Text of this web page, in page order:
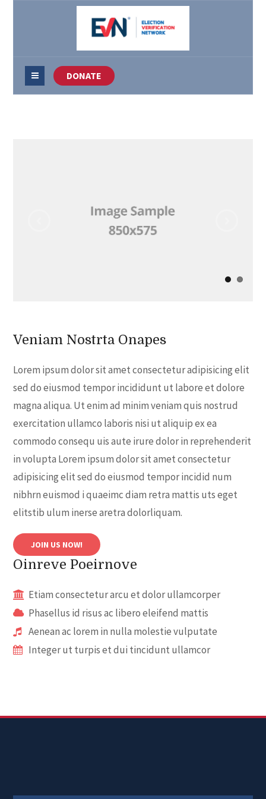
DONATE
Veniam Nostrta Onapes
Lorem ipsum dolor sit amet consectetur adipisicing elit
sed do eiusmod tempor incididunt ut labore et dolore
magna aliqua. Ut enim ad minim veniam quis nostrud
exercitation ullamco laboris nisi ut aliquip ex ea
commodo consequ uis aute irure dolor in reprehenderit
in volupta Lorem ipsum dolor sit amet consectetur
adipisicing elit sed do eiusmod tempor incidid num
nibhrn euismod i quaeimc diam retra mattis uts eget
elitstib ulum inerse aretra dolorliquam.
JOIN US NOW!
Oinreve Poeirnove
Etiam consectetur arcu et dolor ullamcorper
Phasellus id risus ac libero eleifend mattis
Aenean ac lorem in nulla molestie vulputate
Integer ut turpis et dui tincidunt ullamcor